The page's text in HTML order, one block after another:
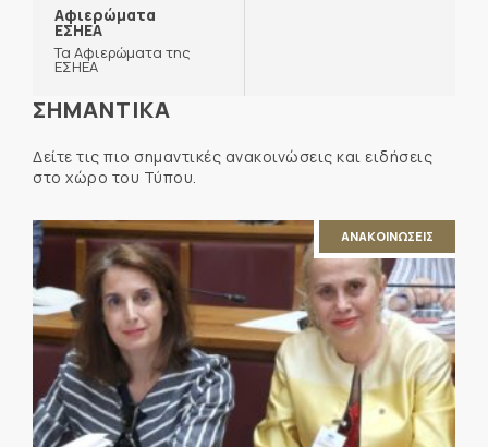
Αφιερώματα
ΕΣΗΕΑ
Τα Αφιερώματα της
ΕΣΗΕΑ
ΣΗΜΑΝΤΙΚΑ
Δείτε τις πιο σημαντικές ανακοινώσεις και ειδήσεις
στο χώρο του Τύπου.
ΑΝΑΚΟΙΝΩΣΕΙΣ